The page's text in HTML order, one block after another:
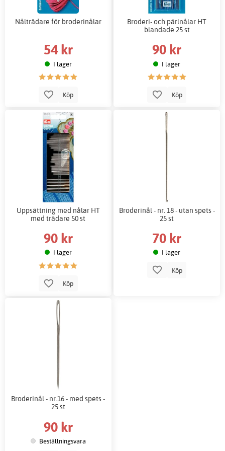
Nålträdare för broderinålar
54 kr
I lager
Köp
Broderi- och pärlnålar HT
blandade 25 st
90 kr
I lager
Köp
Uppsättning med nålar HT
med trädare 50 st
90 kr
I lager
Köp
Broderinål - nr. 18 - utan spets -
25 st
70 kr
I lager
Köp
Broderinål - nr.16 - med spets -
25 st
90 kr
Beställningsvara